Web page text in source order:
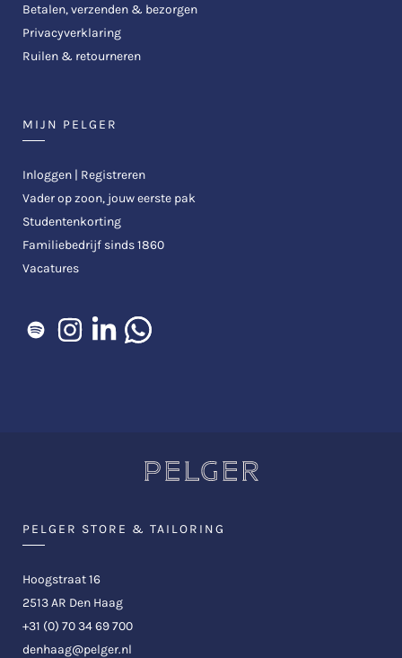
Betalen, verzenden & bezorgen
Privacyverklaring
Ruilen & retourneren
MIJN PELGER
Inloggen | Registreren
Vader op zoon, jouw eerste pak
Studentenkorting
Familiebedrijf sinds 1860
Vacatures
PELGER STORE & TAILORING
Hoogstraat 16
2513 AR Den Haag
+31 (0) 70 34 69 700
denhaag@pelger.nl